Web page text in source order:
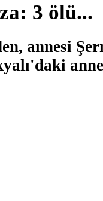
3 ölü...
annesi